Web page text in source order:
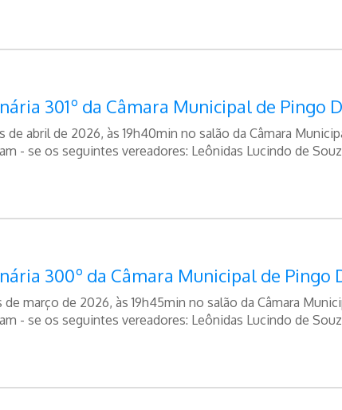
301º da Câmara Municipal de Pingo
de abril de 2026, às 19h40min no salão da Câmara
- se os seguintes vereadores: Leônidas Lucindo de
300º da Câmara Municipal de Pingo
de março de 2026, às 19h45min no salão da Câmara
- se os seguintes vereadores: Leônidas Lucindo de